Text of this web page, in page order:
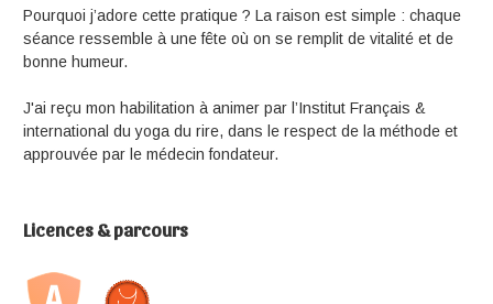
Pourquoi j’adore cette pratique ? La raison est simple : chaque
séance ressemble à une fête où on se remplit de vitalité et de
bonne humeur.
J'ai reçu mon habilitation à animer par l’Institut Français &
international du yoga du rire, dans le respect de la méthode et
approuvée par le médecin fondateur.
Licences & parcours